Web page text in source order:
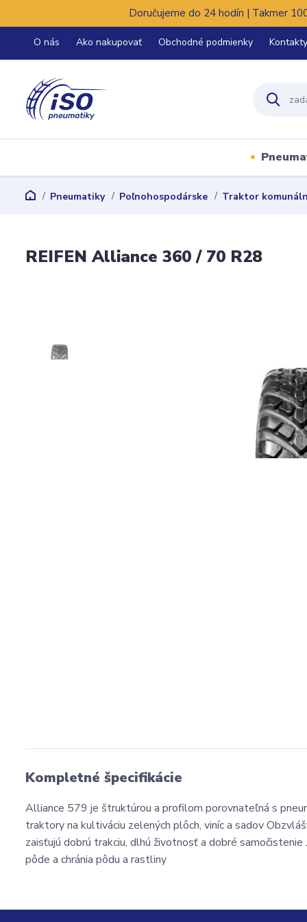
Doručujeme do 24 hodín | Takmer
O nás Ako nakupovať Obchodné podmienky Kontakty
Pneumatiky Poľnohospodárske Traktor
REIFEN Alliance 360 / 70 R28
Kompletné špecifikácie
Alliance 579 je štruktúrou a profilom porovnateľná s
traktory na kultiváciu zelených plôch, viníc a sadov
zaisťujú dobrú trakciu, dlhú životnosť a dobré
pôde a chránia pôdu a rastliny